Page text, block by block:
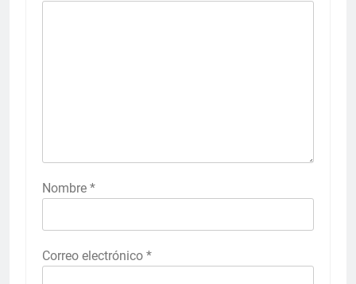
Nombre *
Correo electrónico *